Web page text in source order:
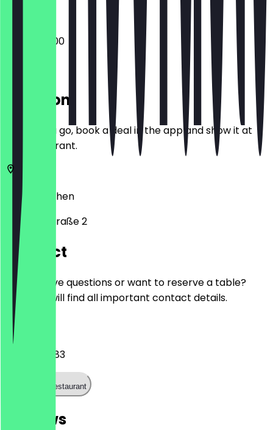
08:00 - 18:00
Location
Before you go, book a deal in the app and show it at
the restaurant.
52066
Aachen
Kapellenstraße 2
Contact
Do you have questions or want to reserve a table?
Here you will find all important contact details.
Phone
02411607783
Call the restaurant
Reviews